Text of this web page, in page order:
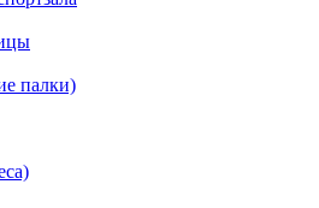
палки)